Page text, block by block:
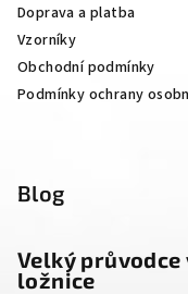
Doprava a platba
Vzorníky
Obchodní podmínky
Podmínky ochrany
Blog
Velký
ložnice